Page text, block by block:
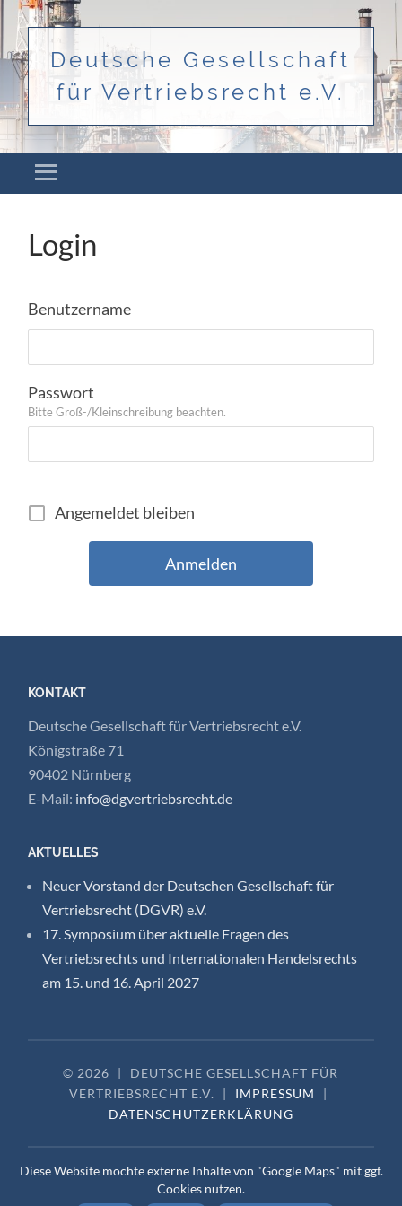
Deutsche Gesellschaft
für Vertriebsrecht e.V.
Login
Benutzername
Passwort
Bitte Groß-/Kleinschreibung beachten.
Angemeldet bleiben
KONTAKT
Deutsche Gesellschaft für Vertriebsrecht e.V.
Königstraße 71
90402 Nürnberg
E-Mail: info@dgvertriebsrecht.de
AKTUELLES
Neuer Vorstand der Deutschen Gesellschaft für
Vertriebsrecht (DGVR) e.V.
17. Symposium über aktuelle Fragen des
Vertriebsrechts und Internationalen Handelsrechts
am 15. und 16. April 2027
© 2026 |
DEUTSCHE GESELLSCHAFT FÜR
VERTRIEBSRECHT E.V.
| IMPRESSUM
|
DATENSCHUTZERKLÄRUNG
Diese Website möchte externe Inhalte von "Google Maps" mit ggf.
Cookies nutzen.